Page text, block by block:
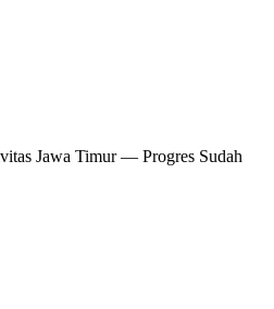
Jawa Timur — Progres Sudah